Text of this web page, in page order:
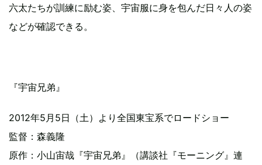
六太たちが訓練に励む姿、宇宙服に身を包んだ日々人の姿
などが確認できる。
『宇宙兄弟』
2012年5月5日（土）より全国東宝系でロードショー
監督：森義隆
原作：小山宙哉『宇宙兄弟』（講談社『モーニング』連